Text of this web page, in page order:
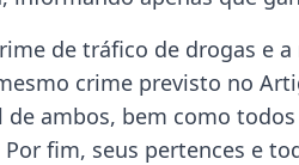
de tráfico de drogas e
crime previsto no
ambos, bem como
fim, seus pertences e